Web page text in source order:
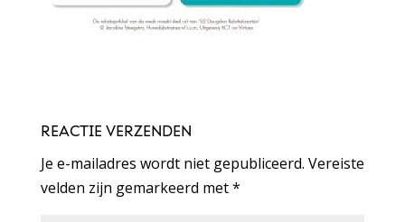
REACTIE VERZENDEN
Je e-mailadres wordt niet gepubliceerd. Vereiste
velden zijn gemarkeerd met*